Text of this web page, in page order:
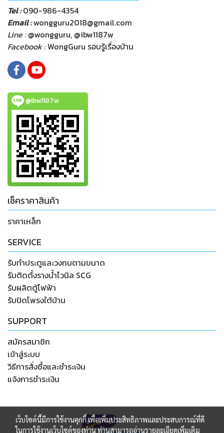
Tel :090-986-4354
Email :wongguru2018@gmail.com
Line :@wongguru, @ibw1187w
Facebook :WongGuru รอบรู้เรื่องบ้าน
@ibw1187w
เช็คราคาสินค้า
ราคาเหล็ก
SERVICE
รับทำประตูและวงกบตามขนาด
รับติดตั้งรางน้ำไวนิล SCG
รับผลิตตู้ไฟฟ้า
รับปิดโพรงใต้บ้าน
SUPPORT
สมัครสมาชิก
เข้าสู่ระบบ
วิธีการสั่งซื้อและชำระเงิน
แจ้งการชำระเงิน
เว็บไซต์นี้มีการใช้งานคุกกี้ เพื่อเพิ่มประสิทธิภาพและประสบการณ์ที่ดี
ในการใช้งานเว็บไซต์ของท่าน ท่านสามารถอ่านรายละเอียดเพิ่มเติม